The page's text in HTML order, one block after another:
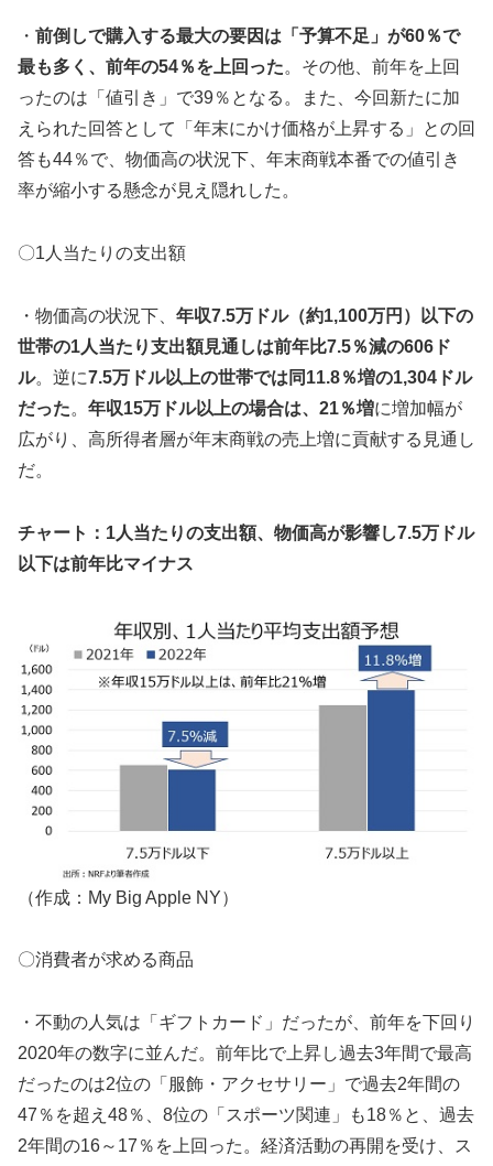
・ 前倒しで購入する最大の要因は「予算不足」が60％で
最も多く、前年の54％を上回った。その他、前年を上回
ったのは「値引き」で39％となる。また、今回新たに加
えられた回答として「年末にかけ価格が上昇する」との回
答も44％で、物価高の状況下、年末商戦本番での値引き
率が縮小する懸念が見え隠れした。
〇1人当たりの支出額
・物価高の状況下、 年収7.5万ドル（約1,100万円）以下の
世帯の1人当たり支出額見通しは前年比7.5％減の606ド
ル。逆に7.5万ドル以上の世帯では同11.8％増の1,304ドル
だった。 年収15万ドル以上の場合は、21％増に増加幅が
広がり、高所得者層が年末商戦の売上増に貢献する見通し
だ。
チャート：1人当たりの支出額、物価高が影響し7.5万ドル
以下は前年比マイナス
（作成：My Big Apple NY）
〇消費者が求める商品
・不動の人気は「ギフトカード」だったが、前年を下回り
2020年の数字に並んだ。前年比で上昇し過去3年間で最高
だったのは2位の「服飾・アクセサリー」で過去2年間の
47％を超え48％、8位の「スポーツ関連」も18％と、過去
2年間の16～17％を上回った。経済活動の再開を受け、ス